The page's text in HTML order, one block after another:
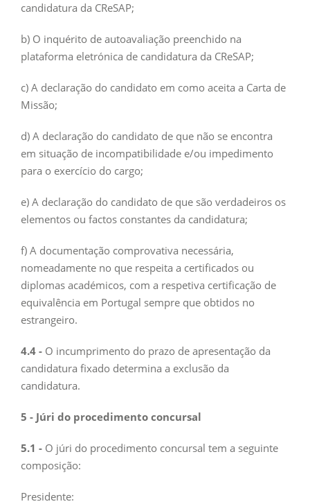
candidatura da CReSAP;
b) O inquérito de autoavaliação preenchido na
plataforma eletrónica de candidatura da CReSAP;
c) A declaração do candidato em como aceita a Carta de
Missão;
d) A declaração do candidato de que não se encontra
em situação de incompatibilidade e/ou impedimento
para o exercício do cargo;
e) A declaração do candidato de que são verdadeiros os
elementos ou factos constantes da candidatura;
f) A documentação comprovativa necessária,
nomeadamente no que respeita a certificados ou
diplomas académicos, com a respetiva certificação de
equivalência em Portugal sempre que obtidos no
estrangeiro.
4.4 - O incumprimento do prazo de apresentação da
candidatura fixado determina a exclusão da
candidatura.
5 - Júri do procedimento concursal
5.1 - O júri do procedimento concursal tem a seguinte
composição:
Presidente: